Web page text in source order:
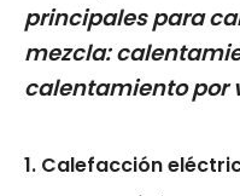
principales para
mezcla:
calentamiento por
1. Calefacción